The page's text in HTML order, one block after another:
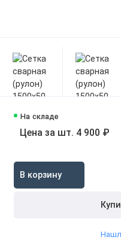
На складе
Цена за шт. 4 900 ₽
В корзину